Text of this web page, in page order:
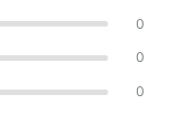
0
0
0